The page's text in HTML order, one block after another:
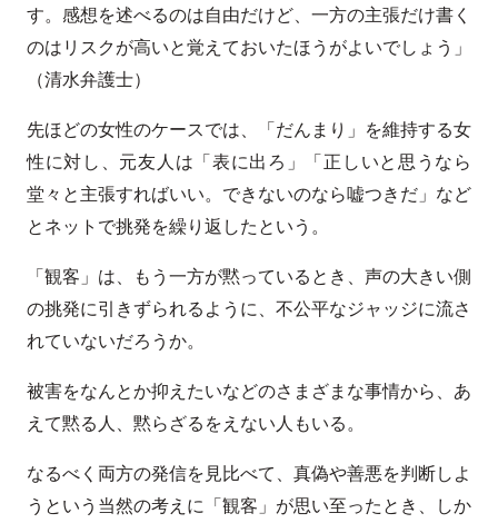
す。感想を述べるのは自由だけど、一方の主張だけ書く
のはリスクが高いと覚えておいたほうがよいでしょう」
（清水弁護士）
先ほどの女性のケースでは、「だんまり」を維持する女
性に対し、元友人は「表に出ろ」「正しいと思うなら
堂々と主張すればいい。できないのなら嘘つきだ」など
とネットで挑発を繰り返したという。
「観客」は、もう一方が黙っているとき、声の大きい側
の挑発に引きずられるように、不公平なジャッジに流さ
れていないだろうか。
被害をなんとか抑えたいなどのさまざまな事情から、あ
えて黙る人、黙らざるをえない人もいる。
なるべく両方の発信を見比べて、真偽や善悪を判断しよ
うという当然の考えに「観客」が思い至ったとき、しか